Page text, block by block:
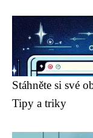
Stáhněte si své
Tipy a triky